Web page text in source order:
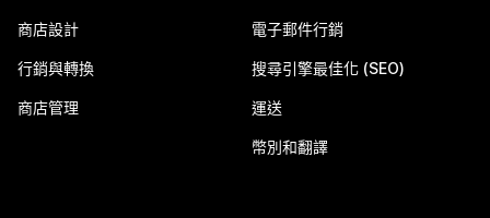
商店設計
行銷與轉換
商店管理
電子郵件行銷
搜尋引擎最佳化 (SEO)
運送
幣別和翻譯